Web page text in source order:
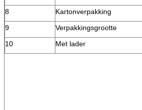
8
Kartonverpakking
9
Verpakkingsgrootte
10
Met lader